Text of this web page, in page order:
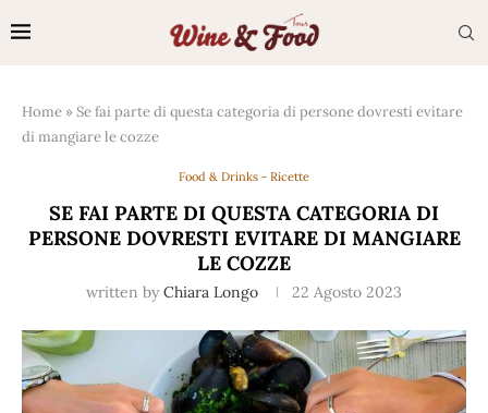
Home »Se fai parte di questa categoria di persone dovresti evitare
di mangiare le cozze
Food & Drinks - Ricette
SE FAI PARTE DI QUESTA CATEGORIA DI
PERSONE DOVRESTI EVITARE DI MANGIARE
LE COZZE
written by Chiara Longo 22 Agosto 2023